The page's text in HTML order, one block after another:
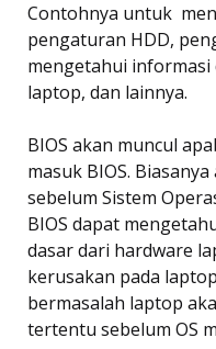
Contohnya untuk
pengaturan HDD,
mengetahui informasi
laptop, dan lainnya.
BIOS akan muncul
masuk BIOS.
sebelum Sistem
BIOS dapat
dasar dari hardware
kerusakan pada
bermasalah laptop
tertentu sebelum OS